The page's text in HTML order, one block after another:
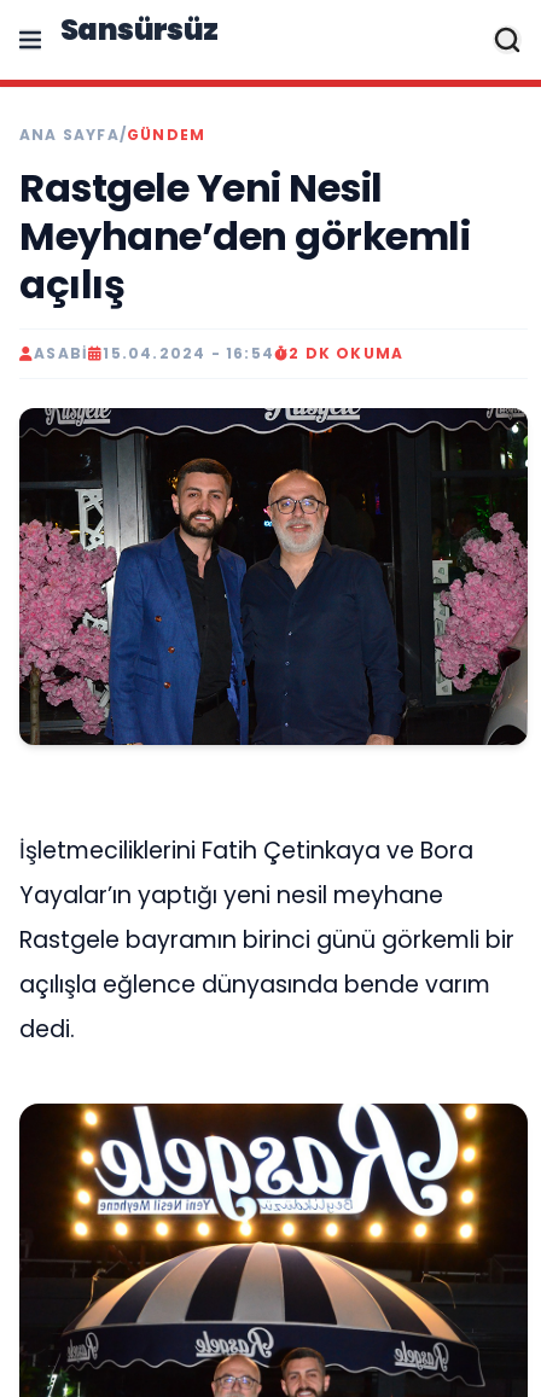
Sansürsüz
ANA SAYFA/GÜNDEM
Rastgele Yeni Nesil
Meyhane’den görkemli
açılış
ASABI 15.04.2024 - 16:54 2 DK OKUMA
İşletmeciliklerini Fatih Çetinkaya ve Bora
Yayalar’ın yaptığı yeni nesil meyhane
Rastgele bayramın birinci günü görkemli bir
açılışla eğlence dünyasında bende varım
dedi.